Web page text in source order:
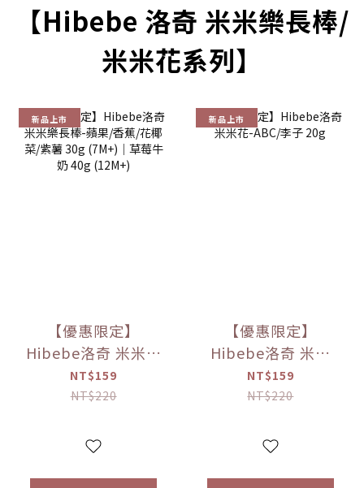
【Hibebe 洛奇 米米樂長棒/
米米花系列】
新品上市
【優惠限定】
Hibebe洛奇 米米樂
長棒-蘋果/香蕉/花
椰菜/紫薯 30g
40g (12M+)
NT$159
NT$220
新品上市
【優惠限定】
Hibebe洛奇 米米
花-ABC/李子 20g
NT$159
NT$220